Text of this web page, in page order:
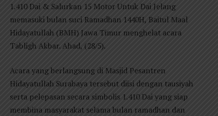
1.410 Dai & Salurkan 15 Motor Untuk Dai Jelang
memasuki bulan suci Ramadhan 1440H, Baitul Maal
Hidayatullah (BMH) Jawa Timur menghelat acara
Tabligh Akbar. Ahad, (28/5).
Acara yang berlangsung di Masjid Pesantren
Hidayatullah Surabaya tersebut diisi dengan tausiyah
serta pelepasan secara simbolis 1.410 Dai yang siap
membina masyarakat selama bulan ramadhan dan